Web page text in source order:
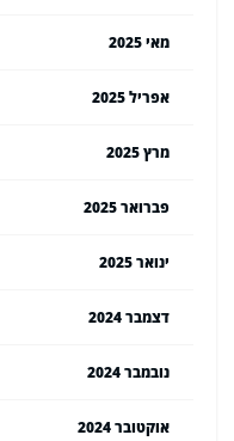
מאי 2025
אפריל 2025
מרץ 2025
פברואר 2025
ינואר 2025
דצמבר 2024
נובמבר 2024
אוקטובר 2024